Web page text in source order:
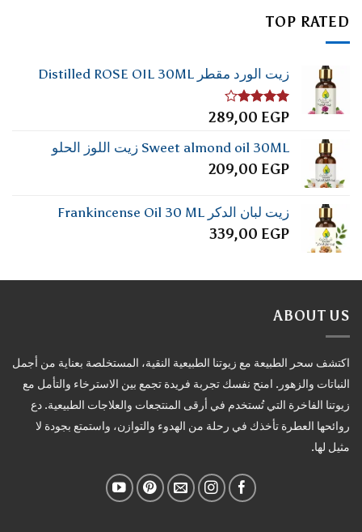
TOP RATED
زيت الورد مقطر Distilled ROSE OIL 30ML
تم
4.00من
5
289,00 EGP
Sweet almond oil 30ML زيت اللوز الحلو
209,00 EGP
زيت لبان الدكر Frankincense Oil 30 ML
339,00 EGP
ABOUT US
اكتشف سحر الطبيعة مع زيوتنا الطبيعية النقية، المستخلصة بعناية من أجمل
النباتات والزهور. امنح نفسك تجربة فريدة تجمع بين الاسترخاء والتأمل مع
زيوتنا الفاخرة التي تُستخدم في أرقى المنتجعات والعلاجات الطبيعية. دع
روائحها العطرة تأخذك في رحلة من الهدوء والتوازن، واستمتع بجودة لا
مثيل لها.